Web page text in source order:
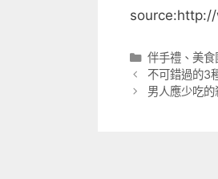
分
類
伴手禮、 美食
不可錯過的3
男人應少吃的